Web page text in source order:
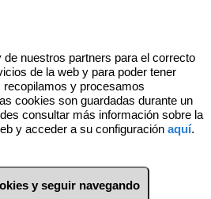
(Asturias)
nuestros partners para el correcto
de la web y para poder tener
y procesamos
cookies son guardadas durante un
consultar más información sobre la
y acceder a su configuración aquí.
y seguir navegando